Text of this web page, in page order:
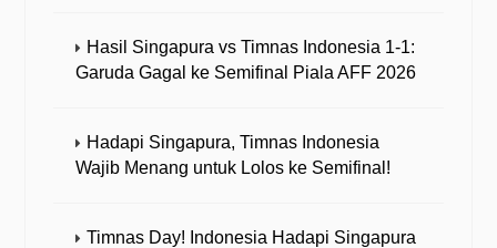
Hasil Singapura vs Timnas Indonesia 1-1:
Garuda Gagal ke Semifinal Piala AFF 2026
Hadapi Singapura, Timnas Indonesia
Wajib Menang untuk Lolos ke Semifinal!
Timnas Day! Indonesia Hadapi Singapura